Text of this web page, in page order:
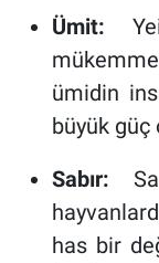
Ümit:
ümidin
büyük güç
Sabır:
has bir